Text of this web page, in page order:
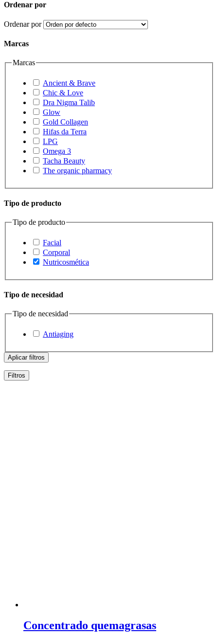
Ordenar por
Ordenar por
Marcas
Marcas
Ancient & Brave
Chic & Love
Dra Nigma Talib
Glow
Gold Collagen
Hifas da Terra
LPG
Omega 3
Tacha Beauty
The organic pharmacy
Tipo de producto
Tipo de producto
Facial
Corporal
Nutricosmética
Tipo de necesidad
Tipo de necesidad
Antiaging
Aplicar filtros
Filtros
Concentrado quemagrasas